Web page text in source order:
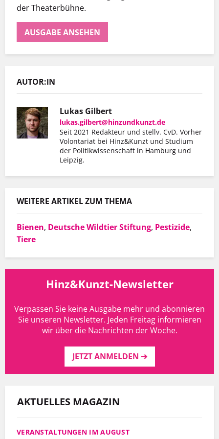
der Theaterbühne.
AUSGABE ANSEHEN
AUTOR:IN
Lukas Gilbert
lukas.gilbert@hinzundkunzt.de
Seit 2021 Redakteur und stellv. CvD. Vorher
Volontariat bei Hinz&Kunzt und Studium
der Politikwissenschaft in Hamburg und
Leipzig.
WEITERE ARTIKEL ZUM THEMA
Bienen, Deutsche Wildtier Stiftung, Pestizide,
Tiere
Hinz&Kunzt-Newsletter
Verpassen Sie keine Ausgabe mehr und abonnieren
Sie unseren Newsletter. Jeden Freitag informieren
wir über die Nachrichten der Woche.
JETZT ANMELDEN ➔
AKTUELLES MAGAZIN
VERANSTALTUNGEN IM AUGUST